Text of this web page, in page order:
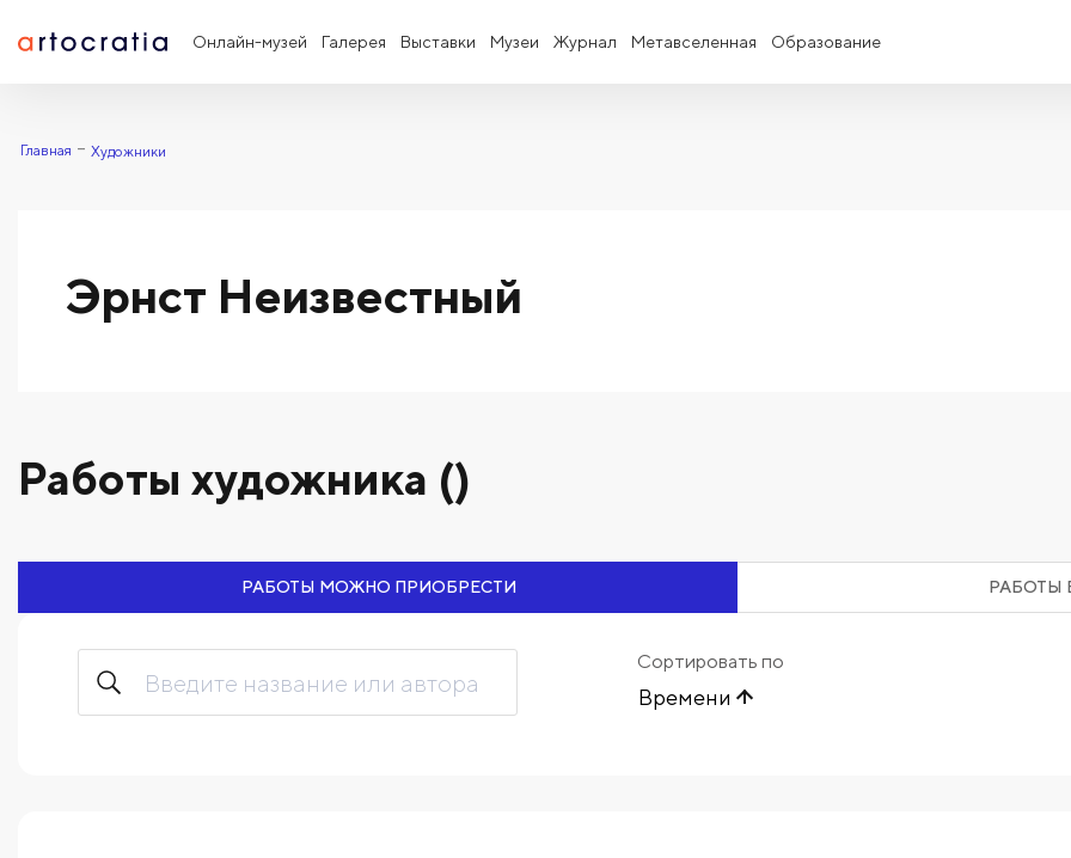
Онлайн-музей Галерея Выставки Музеи Журнал Метавселенная Образование
Главная Художники
Эрнст Неизвестный
Работы художника ()
РАБОТЫ МОЖНО ПРИОБРЕСТИ РАБОТЫ
Сортировать по
Времени